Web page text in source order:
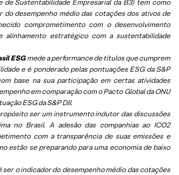
de Sustentabilidade Empresarial da B3) tem como
do desempenho médio das cotações dos ativos de
comprometimento com o desenvolvimento
alinhamento estratégico com a sustentabilidade
ESGmede a performance de títulos que cumprem
e é ponderado pelas pontuações ESG da S&P
base na sua participação em certas atividades
em comparação com o Pacto Global da ONU
ESG da S&P DJI.
ser um instrumento indutor das discussões
no Brasil. A adesão das companhias ao ICO2
com a transparência de suas emissões e
estão se preparando para uma economia de baixo
ser o indicador do desempenho médio das cotações